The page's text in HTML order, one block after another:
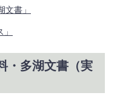
書」
・多湖文書（実